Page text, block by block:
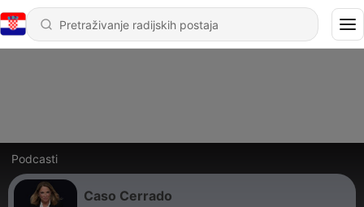
Podcasti
Caso Cerrado